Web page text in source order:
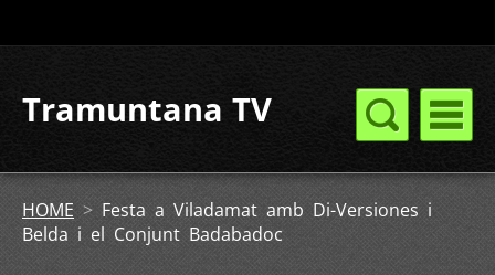
Tramuntana TV
HOME > Festa a Viladamat amb Di-Versiones i
Belda i el Conjunt Badabadoc